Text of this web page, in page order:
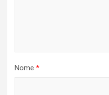
Nome *